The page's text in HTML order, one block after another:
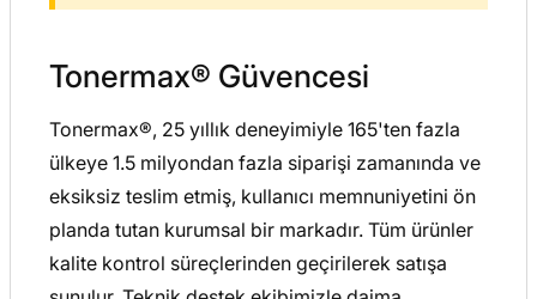
Tonermax® Güvencesi
Tonermax®, 25 yıllık deneyimiyle 165'ten fazla
ülkeye 1.5 milyondan fazla siparişi zamanında ve
eksiksiz teslim etmiş, kullanıcı memnuniyetini ön
planda tutan kurumsal bir markadır. Tüm ürünler
kalite kontrol süreçlerinden geçirilerek satışa